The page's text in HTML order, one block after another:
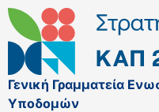
Γενική Γραμματεία
Υποδομών